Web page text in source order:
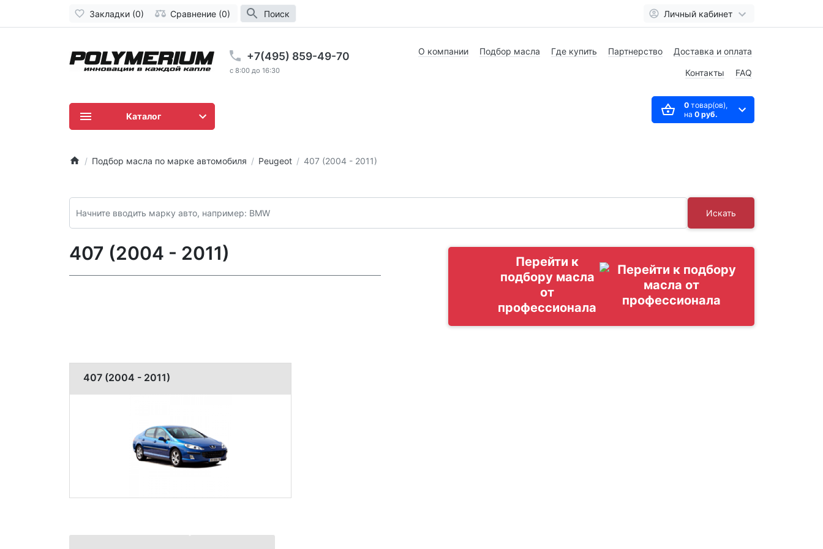
Закладки (0) Сравнение (0) Поиск Личный кабинет
+7(495) 859-49-70
c 8:00 до 16:30
О компании Подбор масла Где купить Партнерство Доставка и оплата
Контакты FAQ
0товар(ов),
на 0 руб.
Каталог
Подбор масла по марке автомобиля Peugeot 407 (2004 - 2011)
Искать
407 (2004 - 2011)
Перейти к
подбору масла
от
профессионала
407 (2004 - 2011)